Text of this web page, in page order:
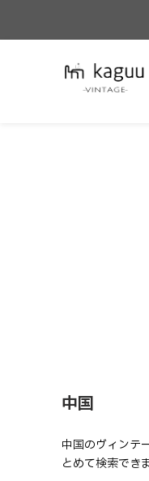
中国
中国のヴィンテ
とめて検索でき